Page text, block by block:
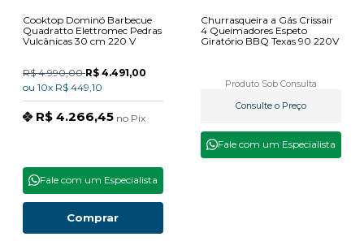
Cooktop Dominó Barbecue
Quadratto Elettromec Pedras
Vulcânicas 30 cm 220 V
R$ 4.990,00R$ 4.491,00
ou 10x R$ 449,10
R$ 4.266,45 no Pix
Comprar
Fale com um Especialista
Churrasqueira a Gás Crissair
4 Queimadores Espeto
Giratório BBQ Texas 90 220V
Produto Sob Consulta
Consulte o Preço
Fale com um Especialista